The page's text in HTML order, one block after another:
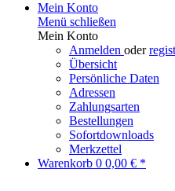
Mein Konto
Menü schließen
Mein Konto
Anmelden oder
Übersicht
Persönliche Daten
Adressen
Zahlungsarten
Bestellungen
Sofortdownloads
Merkzettel
Warenkorb 0 0,00 € *